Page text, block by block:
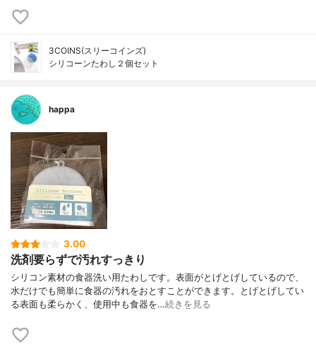
3COINS(スリーコインズ)
シリコーンたわし２個セット
happa
3.00
洗剤要らずで汚れすっきり
シリコン素材の食器洗い用たわしです。表面がとげとげしているので、
水だけでも簡単に食器の汚れをおとすことができます。とげとげしてい
る表面も柔らかく、使用中も食器を…続きを見る